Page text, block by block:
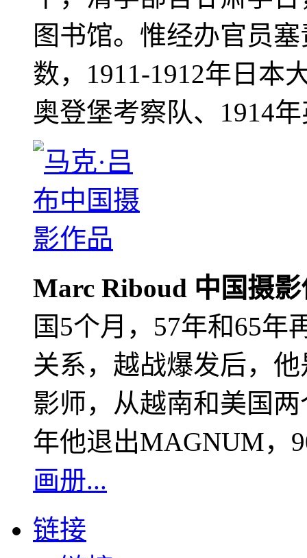
图书馆。惟经办官员
数，1911-1912年日本
奥登堡考察队、1914
Marc Riboud 中国摄
国5个月，57年和65年
关系，越战爆发后，
影师，从越南和美国
年他退出MAGNUM，
画册...
链接